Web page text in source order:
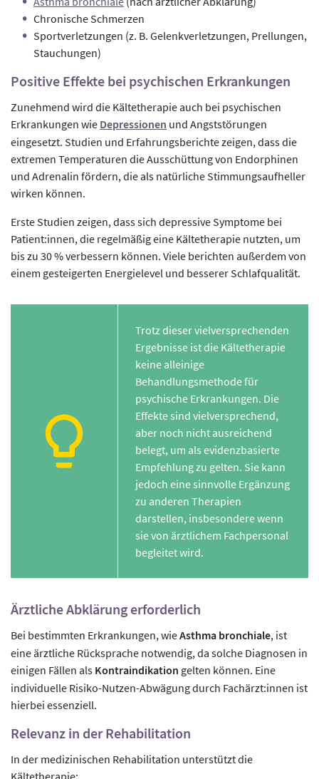
Chronische Schmerzen
Sportverletzungen (z. B. Gelenkverletzungen, Prellungen,
Stauchungen)
Positive Effekte bei psychischen Erkrankungen
Zunehmend wird die Kältetherapie auch bei psychischen
Erkrankungen wie Depressionen und Angststörungen
eingesetzt. Studien und Erfahrungsberichte zeigen, dass die
extremen Temperaturen die Ausschüttung von Endorphinen
und Adrenalin fördern, die als natürliche Stimmungsaufheller
wirken können.
Erste Studien zeigen, dass sich depressive Symptome bei
Patient:innen, die regelmäßig eine Kältetherapie nutzten, um
bis zu 30 % verbessern können. Viele berichten außerdem von
einem gesteigerten Energielevel und besserer Schlafqualität.
Trotz dieser vielversprechenden
Ergebnisse ist die Kältetherapie
keine alleinige
Behandlungsmethode für
psychische Erkrankungen. Die
Effekte sind vielversprechend,
aber noch nicht ausreichend
belegt, um als evidenzbasierte
Empfehlung zu gelten. Sie kann
jedoch eine sinnvolle Ergänzung
zu anderen Therapien
darstellen, insbesondere wenn
sie von ärztlichem Fachpersonal
begleitet wird.
Ärztliche Abklärung erforderlich
Bei bestimmten Erkrankungen, wieAsthma bronchiale, ist
eine ärztliche Rücksprache notwendig, da solche Diagnosen in
einigen Fällen als Kontraindikation gelten können. Eine
individuelle Risiko-Nutzen-Abwägung durch Fachärzt:innen ist
hierbei essenziell.
Relevanz in der Rehabilitation
In der medizinischen Rehabilitation unterstützt die
Kältetherapie: